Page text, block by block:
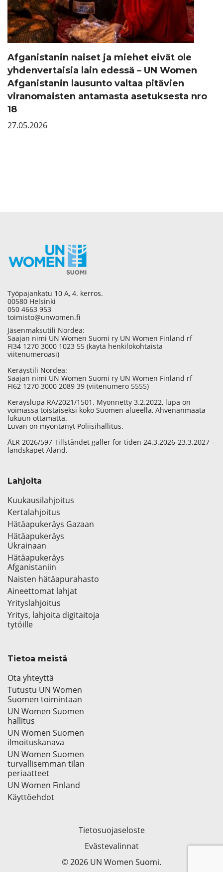
Afganistanin naiset ja miehet eivät ole
yhdenvertaisia lain edessä – UN Women
Afganistanin lausunto valtaa pitävien
viranomaisten antamasta asetuksesta nro
18
27.05.2026
Työpajankatu 10 A, 4. kerros.
00580 Helsinki
050 4663 953
toimisto@unwomen.fi
Jäsenmaksutili Nordea:
Saajan nimi UN Women Suomi ry UN Women Finland rf
FI34 1270 3000 1023 55 (käytä henkilökohtaista
viitenumeroasi)
Keräystili Nordea:
Saajan nimi UN Women Suomi ry UN Women Finland rf
FI62 1270 3000 2089 39 (viitenumero 5555)
Keräyslupa RA/2021/1501. Myönnetty 3.2.2022, lupa on
voimassa toistaiseksi koko Suomen alueella, Ahvenanmaata
lukuun ottamatta.
Luvan on myöntänyt Poliisihallitus.
ÅLR 2026/597 Tillståndet gäller för tiden 24.3.2026-23.3.2027 –
landskapet Åland.
Lahjoita
Kuukausilahjoitus
Kertalahjoitus
Hätäapukeräys Gazaan
Hätäapukeräys
Ukrainaan
Hätäapukeräys
Afganistaniin
Naisten hätäapurahasto
Aineettomat lahjat
Yrityslahjoitus
Yritys, lahjoita digitaitoja
tytöille
Tietoa meistä
Ota yhteyttä
Tutustu UN Women
Suomen toimintaan
UN Women Suomen
hallitus
UN Women Suomen
ilmoituskanava
UN Women Suomen
turvallisemman tilan
periaatteet
UN Women Finland
Käyttöehdot
Tietosuojaseloste
Evästevalinnat
© 2026 UN Women Suomi.